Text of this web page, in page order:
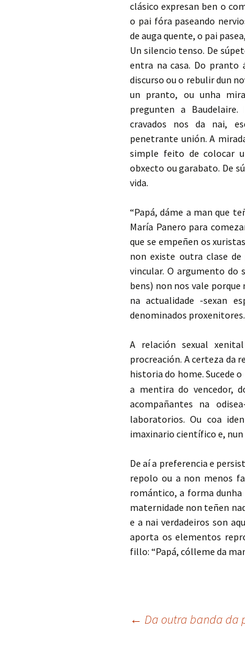
clásico expresan ben o
o pai fóra paseando
de auga quente, o pai
Un silencio tenso. De
entra na casa. Do pranto
discurso ou o rebulir dun
un pranto, ou unha
pregunten a
cravados nos da nai,
penetrante unión. A
simple feito de colocar
obxecto ou garabato. De
vida.
“Papá, dáme a man que
María Panero para
que se empeñen os
non existe outra clase
vincular. O argumento do
bens) non nos vale
na actualidade -sexan
denominados proxenitores.
A relación sexual
procreación. A certeza da
historia do home. Sucede
a mentira do vencedor,
acompañantes na
laboratorios. Ou coa
imaxinario científico e, nun
De aí a preferencia e
repolo ou a non menos
romántico, a forma dunha
maternidade non teñen
e a nai verdadeiros son
aporta os elementos
fillo: “Papá, cólleme da
Navegación
← Da outra banda da